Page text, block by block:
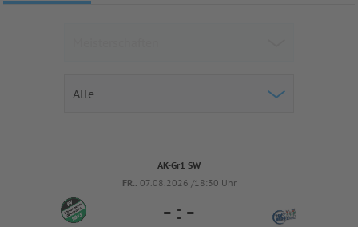
AK-Gr1 SW
FR.. 07.08.2026 /18:30 Uhr
- : -